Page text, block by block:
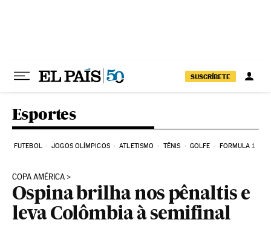
SUSCRÍBETE
Esportes
FUTEBOL JOGOS OLÍMPICOS ATLETISMO TÊNIS GOLFE FORMULA 1
COPA AMÉRICA
Ospina brilha nos pênaltis e
leva Colômbia à semifinal